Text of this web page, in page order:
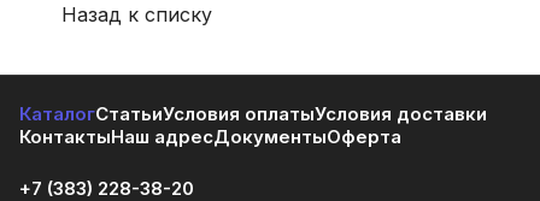
Назад к списку
КаталогСтатьиУсловия оплатыУсловия доставки
КонтактыНаш адресДокументыОферта
+7 (383) 228-38-20